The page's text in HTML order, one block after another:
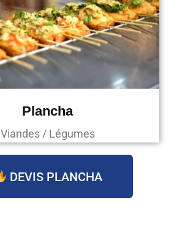
Plancha
Viandes / Légumes
DEVIS PLANCHA